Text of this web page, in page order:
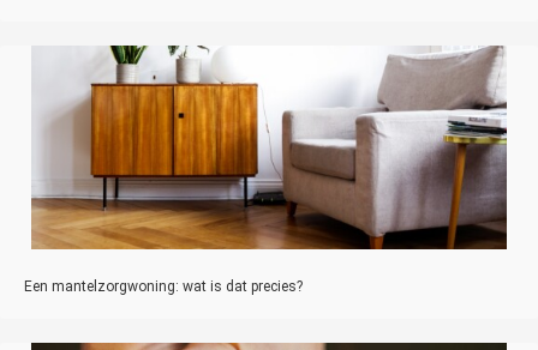
Een mantelzorgwoning: wat is dat precies?